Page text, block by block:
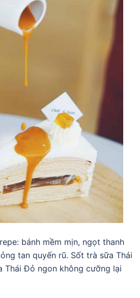
bánh mềm mịn, ngọt thanh
tan quyến rũ. Sốt trà sữa Thái
Thái Đỏ ngon không cưỡng lại